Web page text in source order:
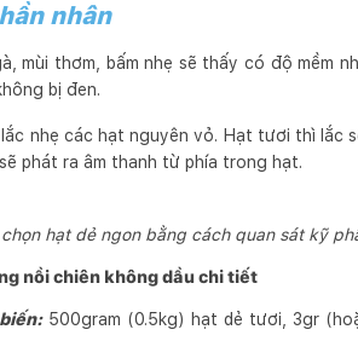
nhân
mùi thơm, bấm nhẹ sẽ thấy có độ mềm
bị đen.
nhẹ các hạt nguyên vỏ. Hạt tươi thì lắc
phát ra âm thanh từ phía trong hạt.
hạt dẻ ngon bằng cách quan sát kỹ
nồi chiên không dầu chi tiết
500gram (0.5kg) hạt dẻ tươi, 3gr